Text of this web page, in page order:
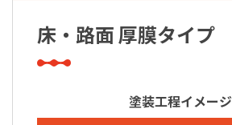
床・路面 厚膜タイプ
塗装工程イメージ